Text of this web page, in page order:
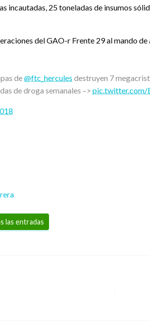
incautadas, 25 toneladas de insumos
del GAO-r Frente 29 al mando
de@ftc_hercules destruyen 7
de droga semanales –> pic.twitter.com/
las entradas